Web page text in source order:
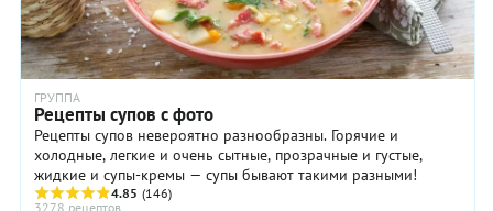
ГРУППА
Рецепты супов с фото
Рецепты супов невероятно разнообразны. Горячие и
холодные, легкие и очень сытные, прозрачные и густые,
жидкие и супы-кремы — супы бывают такими разными!
4.85 (146)
3278 рецептов